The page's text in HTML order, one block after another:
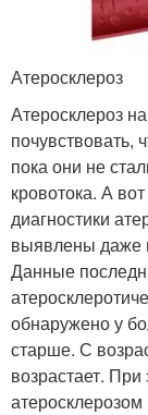
Атеросклероз
Атеросклероз
почувствовать,
пока они не
кровотока. А
диагностики
выявлены даже
Данные
обнаружено у
старше. С
возрастает.